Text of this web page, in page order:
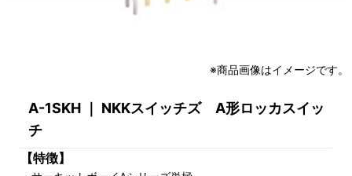
※商品画像はイメージです。
A-1SKH ｜ NKKスイッチズ A形ロッカスイッ
チ
【特徴】